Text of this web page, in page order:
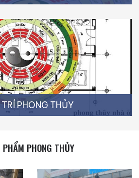
PHONG THỦY
PHẨM PHONG THỦY